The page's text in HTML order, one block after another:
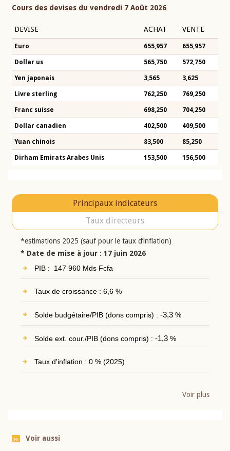
Cours des devises du vendredi 7 Août 2026
DEVISE ACHAT VENTE
Euro 655,957 655,957
Dollar us 565,750 572,750
Yen japonais 3,565 3,625
Livre sterling 762,250 769,250
Franc suisse 698,250 704,250
Dollar canadien 402,500 409,500
Yuan chinois 83,500 85,250
Dirham Emirats Arabes Unis 153,500 156,500
Principaux indicateurs
Taux directeurs
*estimations 2025 (sauf pour le taux d’inflation)
* Date de mise à jour : 17 juin 2026
PIB : 147 960 Mds Fcfa
Taux de croissance : 6,6 %
Solde budgétaire/PIB (dons compris) : -3,3%
Solde ext. cour./PIB (dons compris) : -1,3%
Taux d'inflation : 0 % (2025)
Voir plus
Voir aussi